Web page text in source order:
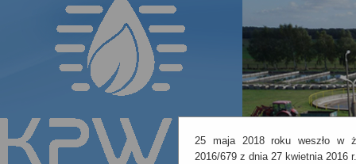
25 maja 2018 roku weszło w
2016/679 z dnia 27 kwietnia 2016